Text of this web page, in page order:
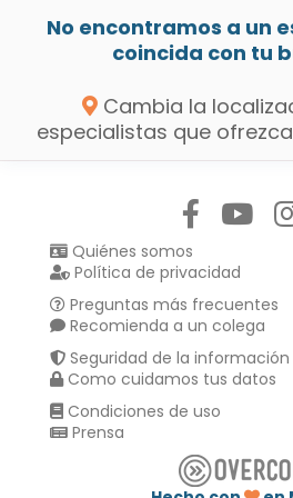
No encontramos a un
coincida con tu
Cambia la
especialistas que
Quiénes somos
Política de privacidad
Preguntas más frecuentes
Recomienda a un colega
Seguridad de la información
Como cuidamos tus datos
Condiciones de uso
Prensa